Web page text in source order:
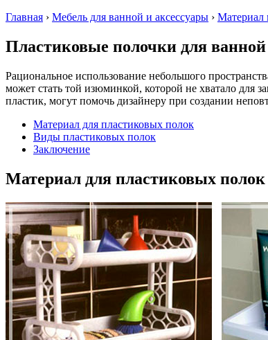
Главная › Мебель для ванной и аксессуары › Материал
Пластиковые полочки для
Рациональное использование небольшого
может стать той изюминкой, которой не хватало для
пластик, могут помочь дизайнеру при создании
Материал для пластиковых полок
Виды пластиковых полок
Заключение
Материал для пластиковых полок